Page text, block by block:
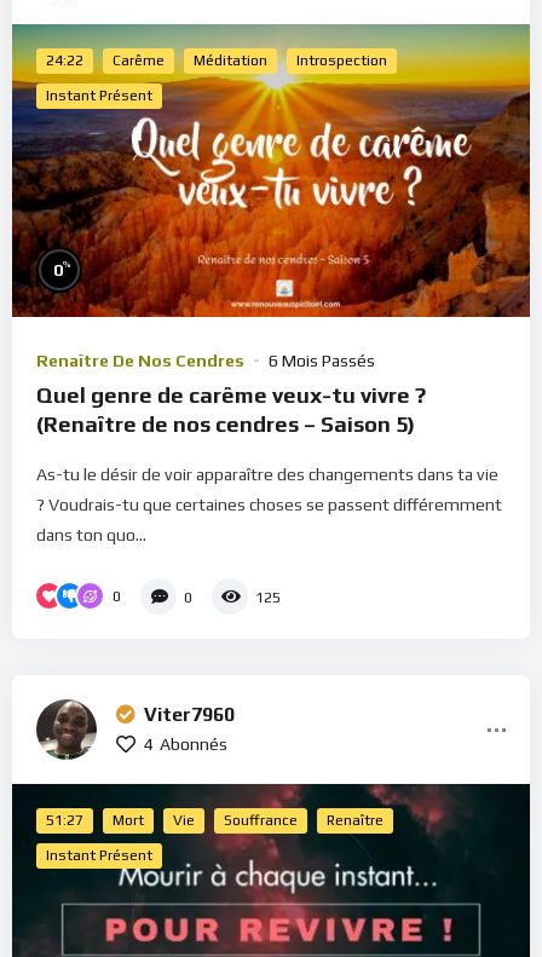
24:22 Carême Méditation Introspection
Instant Présent
0%
Renaître De Nos Cendres 6 Mois Passés
Quel genre de carême veux-tu vivre ?
(Renaître de nos cendres – Saison 5)
As-tu le désir de voir apparaître des changements dans ta vie
? Voudrais-tu que certaines choses se passent différemment
dans ton quo...
0 0 125
Viter7960
4 Abonnés
51:27 Mort Vie Souffrance Renaître
Instant Présent